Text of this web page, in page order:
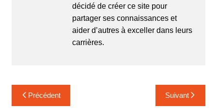
décidé de créer ce site pour
partager ses connaissances et
aider d’autres à exceller dans leurs
carrières.
Navigation
Précédent Suivant